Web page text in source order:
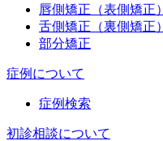
唇側矯正（表側矯正）
舌側矯正（裏側矯正）
部分矯正
症例について
症例検索
初診相談について